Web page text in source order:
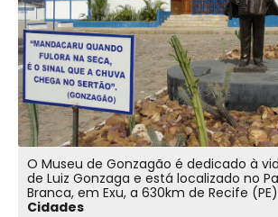
O Museu de Gonzagão é dedicado à
de Luiz Gonzaga e está localizado no
Branca, em Exu, a 630km de Recife
Cidades